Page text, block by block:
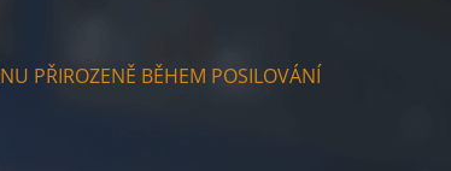
PŘIROZENĚ BĚHEM POSILOVÁNÍ